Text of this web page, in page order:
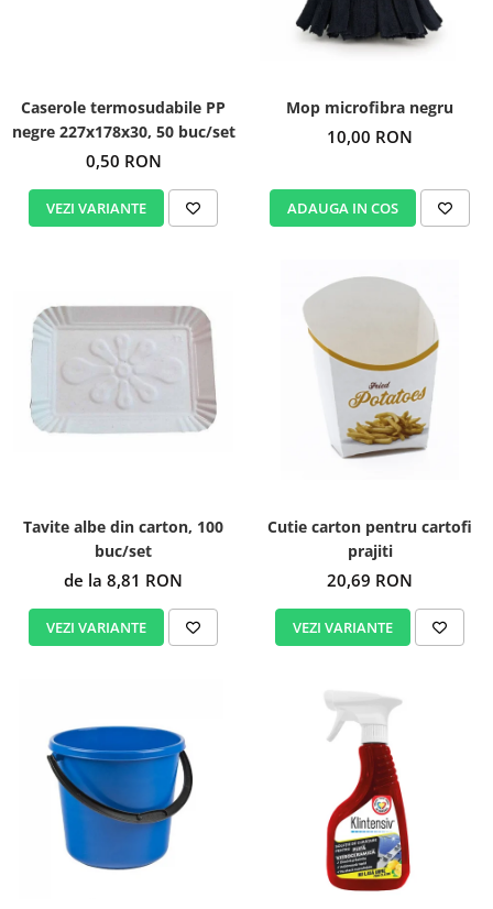
Caserole termosudabile PP
negre 227x178x30, 50 buc/set
0,50 RON
VEZI VARIANTE
Mop microfibra negru
10,00 RON
ADAUGA IN COS
Tavite albe din carton, 100
buc/set
de la 8,81 RON
VEZI VARIANTE
Cutie carton pentru cartofi
prajiti
20,69 RON
VEZI VARIANTE